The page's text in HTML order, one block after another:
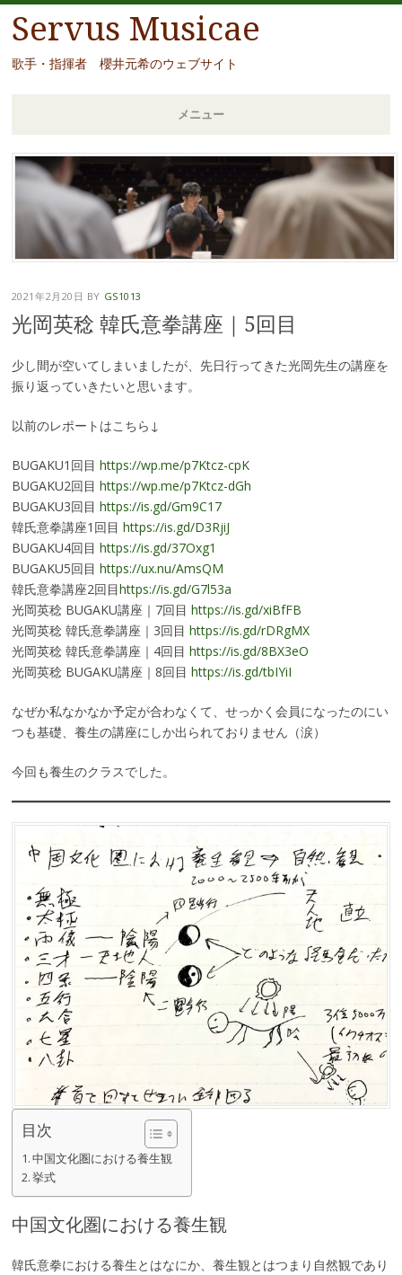
Servus Musicae
歌手・指揮者 櫻井元希のウェブサイト
メニュー
コ
ン
テ
移
動
2021年2月20日 BY GS1013
光岡英稔 韓氏意拳講座｜5回目
少し間が空いてしまいましたが、先日行ってきた光岡先生の講座を
振り返っていきたいと思います。
以前のレポートはこちら↓
BUGAKU1回目 https://wp.me/p7Ktcz-cpK
BUGAKU2回目 https://wp.me/p7Ktcz-dGh
BUGAKU3回目 https://is.gd/Gm9C17
韓氏意拳講座1回目 https://is.gd/D3RjiJ
BUGAKU4回目 https://is.gd/37Oxg1
BUGAKU5回目 https://ux.nu/AmsQM
韓氏意拳講座2回目https://is.gd/G7l53a
光岡英稔 BUGAKU講座｜7回目 https://is.gd/xiBfFB
光岡英稔 韓氏意拳講座｜3回目 https://is.gd/rDRgMX
光岡英稔 韓氏意拳講座｜4回目 https://is.gd/8BX3eO
光岡英稔 BUGAKU講座｜8回目 https://is.gd/tbIYiI
なぜか私なかなか予定が合わなくて、せっかく会員になったのにい
つも基礎、養生の講座にしか出られておりません（涙）
今回も養生のクラスでした。
目次
中国文化圏における養生観
挙式
中国文化圏における養生観
韓氏意拳における養生とはなにか、養生観とはつまり自然観であり